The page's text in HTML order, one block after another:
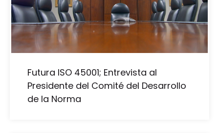
Futura ISO 45001; Entrevista al
Presidente del Comité del Desarrollo
de la Norma